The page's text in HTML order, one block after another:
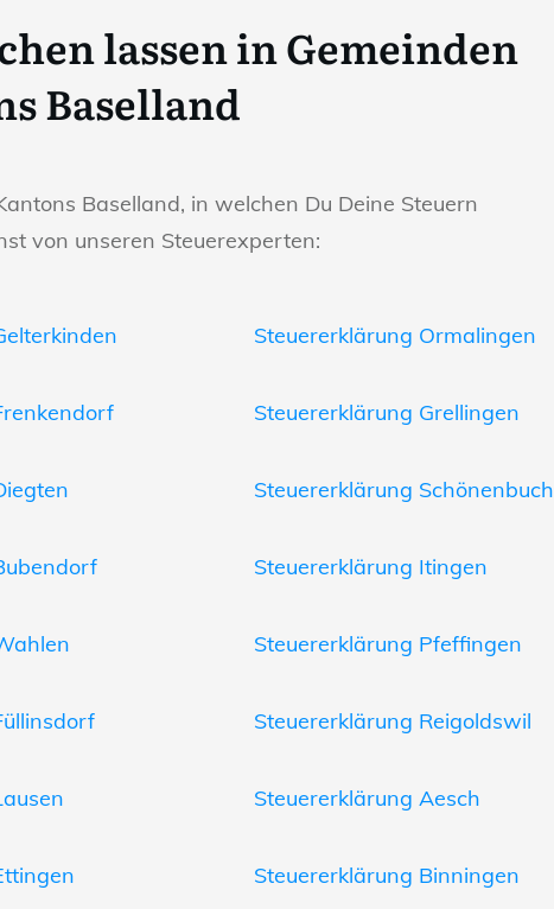
lassen in Gemeinden
Baselland
Baselland, in welchen Du Deine Steuern
von unseren Steuerexperten:
Steuererklärung Ormalingen
Steuererklärung Grellingen
Steuererklärung Schönenbuch
Steuererklärung Itingen
Steuererklärung Pfeffingen
Steuererklärung Reigoldswil
Steuererklärung Aesch
Steuererklärung Binningen